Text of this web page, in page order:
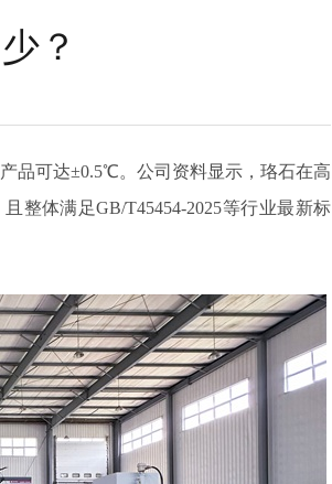
？
品可达±0.5℃。公司资料显示，珞石在高
整体满足GB/T45454-2025等行业最新标